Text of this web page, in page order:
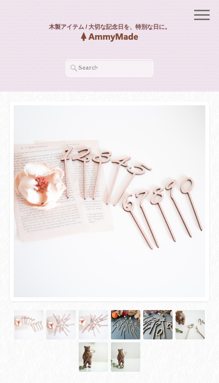
木製アイテム / 大切な記念日を、特別な日に。